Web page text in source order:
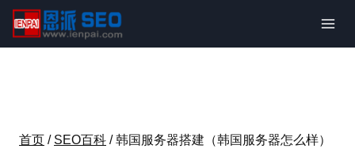
内
首页 / SEO百科 / 韩国服务器搭建（韩国服务器怎么样）